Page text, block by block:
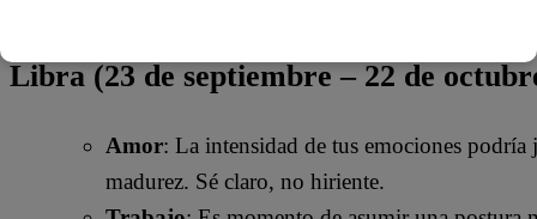
Libra (23 de septiembre – 22 de
Amor: La intensidad de tus emociones podría
madurez. Sé claro, no hiriente.